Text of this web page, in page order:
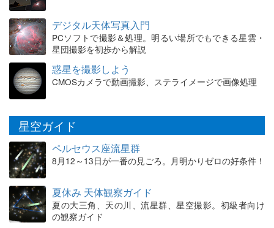
デジタル天体写真入門
PCソフトで撮影＆処理。明るい場所でもできる星雲・
星団撮影を初歩から解説
惑星を撮影しよう
CMOSカメラで動画撮影、ステライメージで画像処理
星空ガイド
ペルセウス座流星群
8月12～13日が一番の見ごろ。月明かりゼロの好条件！
夏休み 天体観察ガイド
夏の大三角、天の川、流星群、星空撮影。初級者向け
の観察ガイド